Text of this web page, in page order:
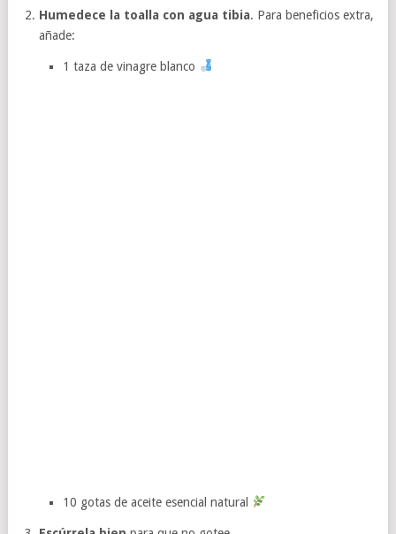
Humedece la toalla con agua tibia. Para beneficios extra,
añade:
1 taza de vinagre blanco
10 gotas de aceite esencial natural